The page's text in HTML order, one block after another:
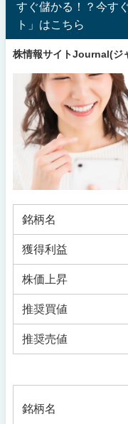
すぐ儲かる！？今す
ト」はこちら
株情報サイトJournal(ジ
銘柄名
獲得利益
株価上昇
推奨買値
推奨売値
銘柄名